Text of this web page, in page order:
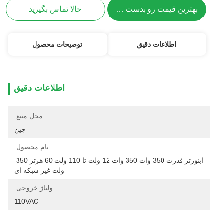
بهترین قیمت رو بدست بیار حالا تماس بگیرید
اطلاعات دقیق توضیحات محصول
اطلاعات دقیق
محل منبع:
چین
نام محصول:
اینورتر قدرت 350 وات 350 وات 12 ولت تا 110 ولت 60 هرتز 350
ولت غیر شبکه ای
ولتاژ خروجی:
110VAC